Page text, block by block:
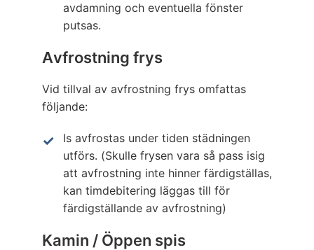
avdamning och eventuella fönster
putsas.
Avfrostning frys
Vid tillval av avfrostning frys omfattas
följande:
Is avfrostas under tiden städningen
utförs. (Skulle frysen vara så pass isig
att avfrostning inte hinner färdigställas,
kan timdebitering läggas till för
färdigställande av avfrostning)
Kamin / Öppen spis